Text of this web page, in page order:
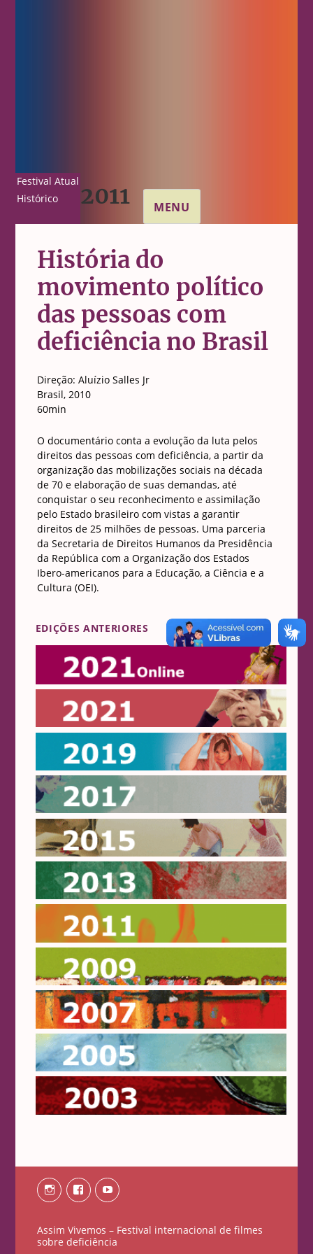
Festival Atual
Histórico
2011 MENU
História do
movimento político
das pessoas com
deficiência no Brasil
Direção: Aluízio Salles Jr
Brasil, 2010
60min
O documentário conta a evolução da luta pelos
direitos das pessoas com deficiência, a partir da
organização das mobilizações sociais na década
de 70 e elaboração de suas demandas, até
conquistar o seu reconhecimento e assimilação
pelo Estado brasileiro com vistas a garantir
direitos de 25 milhões de pessoas. Uma parceria
da Secretaria de Direitos Humanos da Presidência
da República com a Organização dos Estados
Ibero-americanos para a Educação, a Ciência e a
Cultura (OEI).
EDIÇÕES ANTERIORES
Online 2021
2021
2019
2017
2015
2013
2007
2005
2003
InstagramFacebookYoutube
Assim Vivemos – Festival internacional de filmes
sobre deficiência